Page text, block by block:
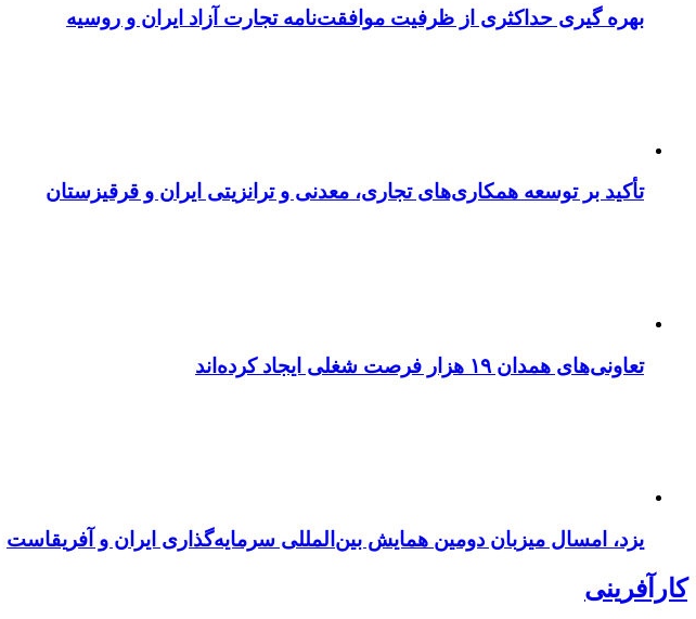
بهره گیری حداکثری از ظرفیت موافقت‌نامه تجارت آزاد ایران و روسیه
تأکید بر توسعه همکاری‌های تجاری، معدنی و ترانزیتی ایران و قرقیزستان
تعاونی‌های همدان ۱۹ هزار فرصت شغلی ایجاد کرده‌اند
یزد، امسال میزبان دومین همایش بین‌المللی سرمایه‌گذاری ایران و آفریقاست
کارآفرینی